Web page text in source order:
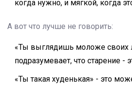
когда нужно, и мягкой, когда
А вот что лучше не говорить:
«Ты выглядишь моложе своих
подразумевает, что старение -
«Ты такая худенькая» - это